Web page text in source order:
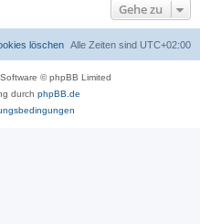
Gehe zu
Alle Zeiten sind UTC+02:00
löschen
© phpBB Limited
durch phpBB.de